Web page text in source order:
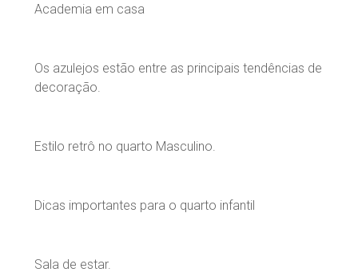
Academia em casa
Os azulejos estão entre as principais tendências de
decoração.
Estilo retrô no quarto Masculino.
Dicas importantes para o quarto infantil
Sala de estar.